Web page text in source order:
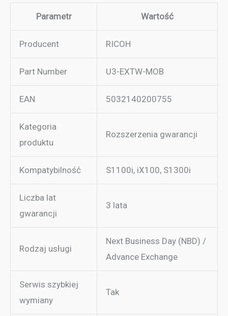
Parametr Wartość
Producent RICOH
Part Number U3-EXTW-MOB
EAN 5032140200755
Kategoria
produktu
Rozszerzenia gwarancji
Kompatybilność S1100i, iX100, S1300i
Liczba lat
gwarancji
3 lata
Rodzaj usługi
Next Business Day (NBD) /
Advance Exchange
Serwis szybkiej
wymiany
Tak